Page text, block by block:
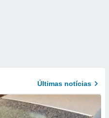
Últimas notícias